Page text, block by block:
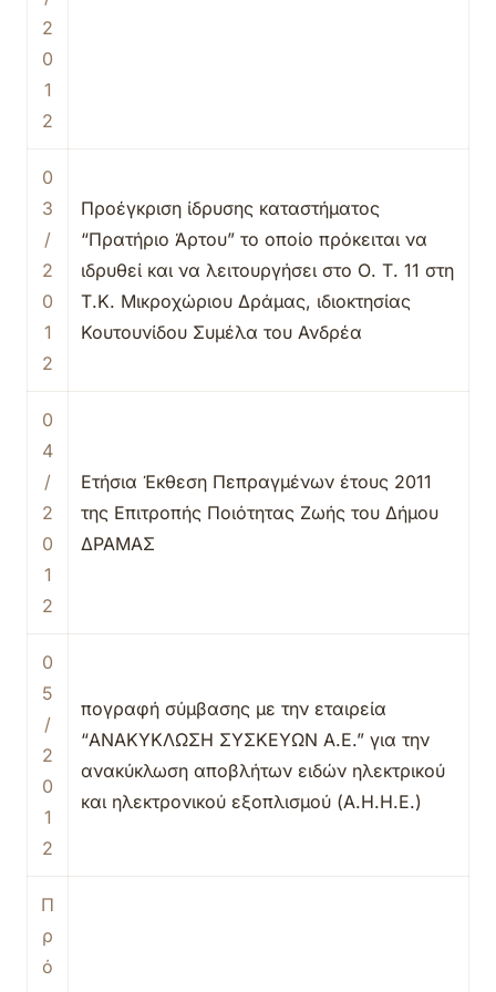
2
0
1
2
0
3
/
2
0
1
2
Προέγκριση ίδρυσης καταστήματος
“Πρατήριο Άρτου” το οποίο πρόκειται να
ιδρυθεί και να λειτουργήσει στο Ο. Τ. 11 στη
Τ.Κ. Μικροχώριου Δράμας, ιδιοκτησίας
Κουτουνίδου Συμέλα του Ανδρέα
0
4
/
2
0
1
2
Ετήσια Έκθεση Πεπραγμένων έτους 2011
της Επιτροπής Ποιότητας Ζωής του Δήμου
ΔΡΑΜΑΣ
0
5
/
2
0
1
2
πογραφή σύμβασης με την εταιρεία
“ΑΝΑΚΥΚΛΩΣΗ ΣΥΣΚΕΥΩΝ Α.Ε.” για την
ανακύκλωση αποβλήτων ειδών ηλεκτρικού
και ηλεκτρονικού εξοπλισμού (Α.Η.Η.Ε.)
Π
ρ
ό